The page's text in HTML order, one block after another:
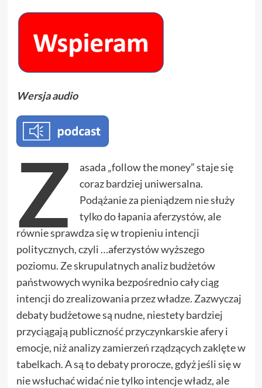
Wersja audio
Z
asada „follow the money” staje się
coraz bardziej uniwersalna.
Podążanie za pieniądzem nie służy
tylko do łapania aferzystów, ale
równie sprawdza się w tropieniu intencji
politycznych, czyli …aferzystów wyższego
poziomu. Ze skrupulatnych analiz budżetów
państwowych wynika bezpośrednio cały ciąg
intencji do zrealizowania przez władze. Zazwyczaj
debaty budżetowe są nudne, niestety bardziej
przyciągają publiczność przyczynkarskie afery i
emocje, niż analizy zamierzeń rządzących zaklęte w
tabelkach. A są to debaty prorocze, gdyż jeśli się w
nie wsłuchać widać nie tylko intencje władz, ale